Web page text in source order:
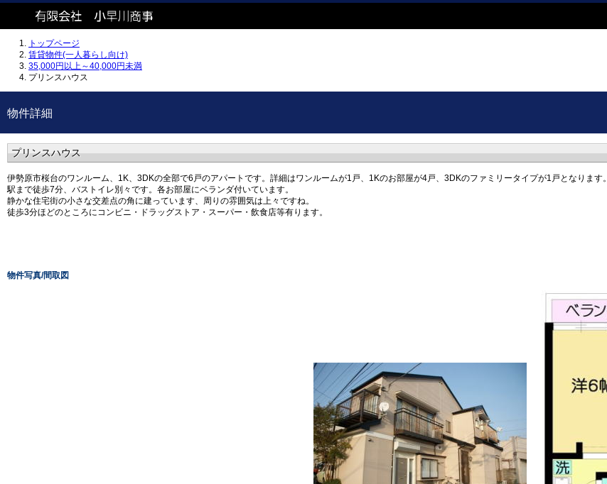
トップページ
賃貸物件(一人暮らし向け)
35,000円以上～40,000円未満
プリンスハウス
物件詳細
プリンスハウス
伊勢原市桜台のワンルーム、1K、3DKの全部で6戸のアパートです。詳細はワンルームが1戸、1Kのお部屋が4戸、3DKのファミリータイプが1戸となります。
駅まで徒歩7分、バストイレ別々です。各お部屋にベランダ付いています。
静かな住宅街の小さな交差点の角に建っています、周りの雰囲気は上々ですね。
徒歩3分ほどのところにコンビニ・ドラッグストア・スーパー・飲食店等有ります。
物件写真/間取図